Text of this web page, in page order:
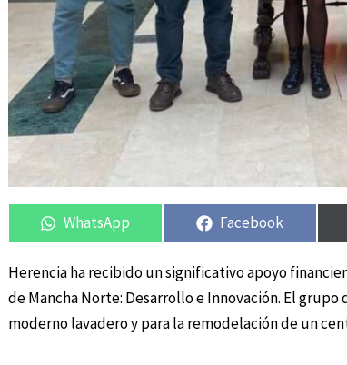
Compartir
en
WhatsApp
Compartir
en
Facebook
Herencia ha recibido un significativo apoyo
de Mancha Norte: Desarrollo e Innovación. El
moderno lavadero y para la remodelación de un
Compartir
en
Compartir
en